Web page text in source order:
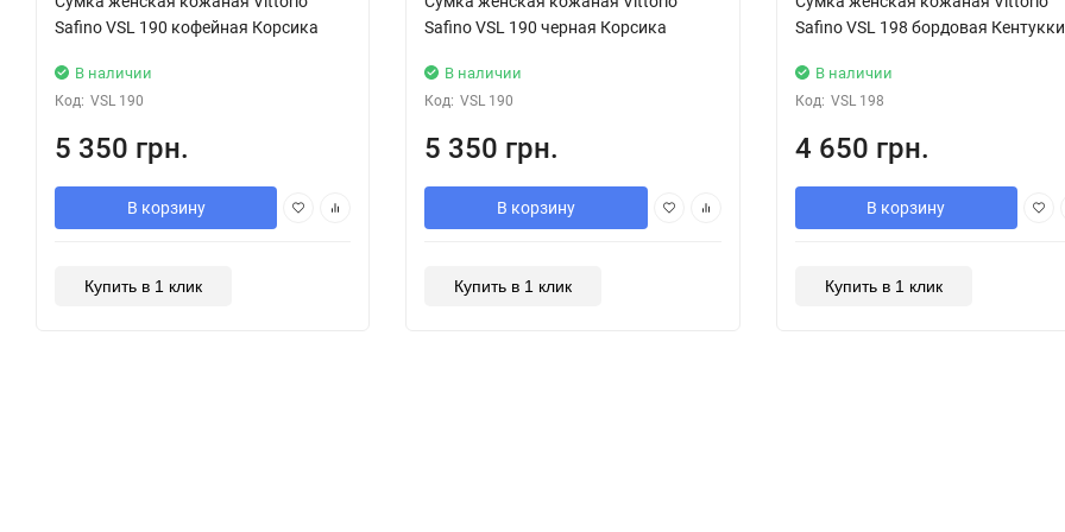
Safino VSL 190 кофейная Корсика
В наличии
Код: VSL 190
5 350 грн.
В корзину
Купить в 1 клик
Safino VSL 190 черная Корсика
В наличии
Код: VSL 190
5 350 грн.
В корзину
Купить в 1 клик
Safino VSL 198 бордовая Кентукки
В наличии
Код: VSL 198
4 650 грн.
В корзину
Купить в 1 клик